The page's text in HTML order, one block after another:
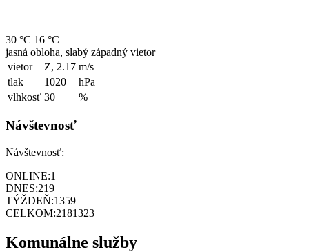
30 °C 16 °C
jasná obloha, slabý západný vietor
vietor
Z, 2.17 m/s
tlak
1020
hPa
vlhkosť 30 %
Návštevnosť
Návštevnosť:
ONLINE:1
DNES:219
TÝŽDEŇ:1359
CELKOM:2181323
Komunálne služby